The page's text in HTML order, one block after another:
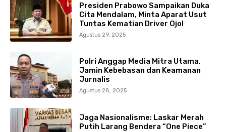
Presiden Prabowo Sampaikan Duka
Cita Mendalam, Minta Aparat Usut
Tuntas Kematian Driver Ojol
Agustus 29, 2025
Polri Anggap Media Mitra Utama,
Jamin Kebebasan dan Keamanan
Jurnalis
Agustus 28, 2025
Jaga Nasionalisme: Laskar Merah
Putih Larang Bendera “One Piece”